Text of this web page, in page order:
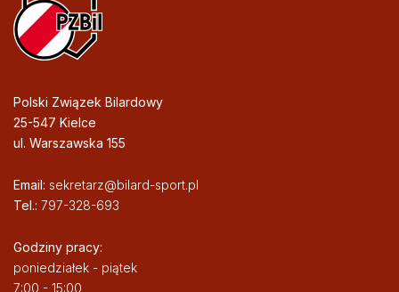
Polski Związek Bilardowy
25-547 Kielce
ul. Warszawska 155
Email: sekretarz@bilard-sport.pl
Tel.: 797-328-693
Godziny pracy:
poniedziałek - piątek
7:00 - 15:00